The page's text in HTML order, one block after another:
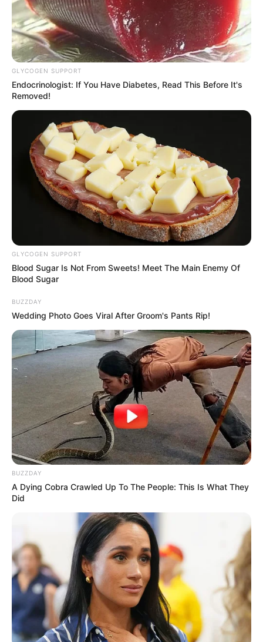
GLYCOGEN SUPPORT
Endocrinologist: If You Have Diabetes, Read This Before It's
Removed!
GLYCOGEN SUPPORT
Blood Sugar Is Not From Sweets! Meet The Main Enemy Of
Blood Sugar
BUZZDAY
Wedding Photo Goes Viral After Groom's Pants Rip!
BUZZDAY
A Dying Cobra Crawled Up To The People: This Is What They
Did